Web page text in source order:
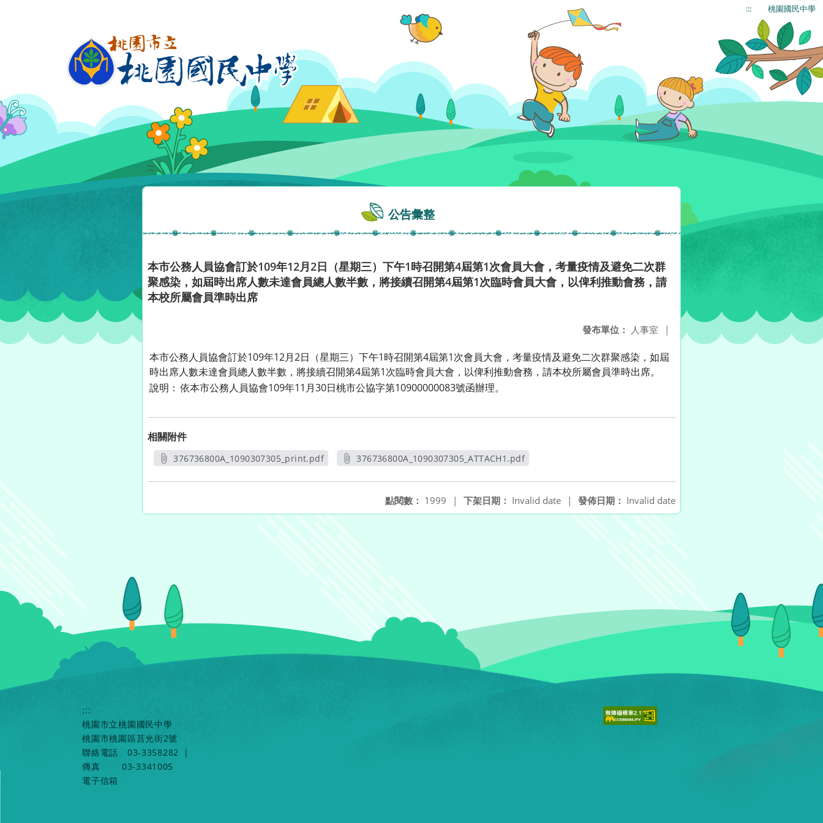
::: 桃園國民中學
:::
公告彙整
本市公務人員協會訂於109年12月2日（星期三）下午1時召開第4屆第1次會員大會，考量疫情及避免二次群
聚感染，如屆時出席人數未達會員總人數半數，將接續召開第4屆第1次臨時會員大會，以俾利推動會務，請
本校所屬會員準時出席
發布單位： 人事室 |
本市公務人員協會訂於109年12月2日（星期三）下午1時召開第4屆第1次會員大會，考量疫情及避免二次群聚感染，如屆
時出席人數未達會員總人數半數，將接續召開第4屆第1次臨時會員大會，以俾利推動會務，請本校所屬會員準時出席。
說明： 依本市公務人員協會109年11月30日桃市公協字第10900000083號函辦理。
相關附件
376736800A_1090307305_print.pdf
376736800A_1090307305_ATTACH1.pdf
發佈日期： Invalid date
下架日期： Invalid date |
點閱數： 1999 |
:::
桃園市立桃園國民中學
桃園市桃園區莒光街2號
聯絡電話
03-3358282
|
傳真
03-3341005
電子信箱